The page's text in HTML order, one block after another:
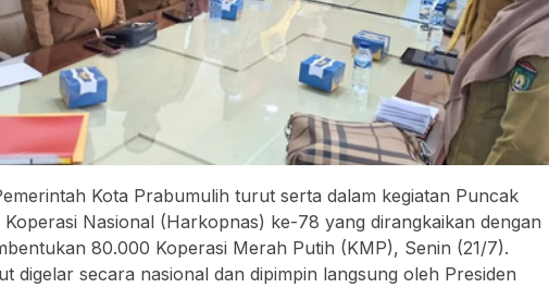
Kota Prabumulih turut serta dalam kegiatan Puncak
Nasional (Harkopnas) ke-78 yang dirangkaikan dengan
80.000 Koperasi Merah Putih (KMP), Senin (21/7).
digelar secara nasional dan dipimpin langsung oleh Presiden